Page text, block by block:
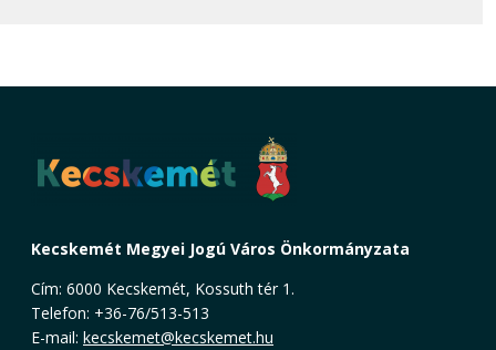
Kecskemét Megyei Jogú Város Önkormányzata
Cím: 6000 Kecskemét, Kossuth tér 1.
Telefon: +36-76/513-513
E-mail: kecskemet@kecskemet.hu